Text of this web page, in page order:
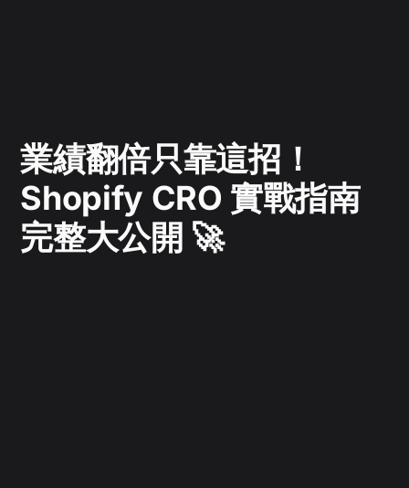
業績翻倍只靠這招！
Shopify CRO 實戰指南
完整大公開 🚀